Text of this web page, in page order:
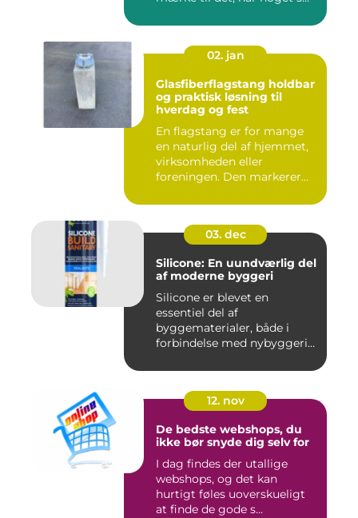
02. jan
Glasfiberflagstang holdbar
og praktisk løsning til
hverdag og fest
En flagstang er for mange
en naturlig del af hjemmet,
virksomheden eller
foreningen. Den markerer
03. dec
Silicone: En uundværlig del
af moderne byggeri
Silicone er blevet en
essentiel del af
byggematerialer, både i
forbindelse med nybyggeri
12. nov
De bedste webshops, du
ikke bør snyde dig selv for
I dag findes der utallige
webshops, og det kan
hurtigt føles uoverskueligt
at finde de gode s...